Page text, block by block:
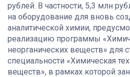
рублей. В частности, 5,3 млн
на оборудование для вновь
аналитической химии,
реализацию программы
неорганических веществ» для
специальности «Химическая
веществ», в рамках которой